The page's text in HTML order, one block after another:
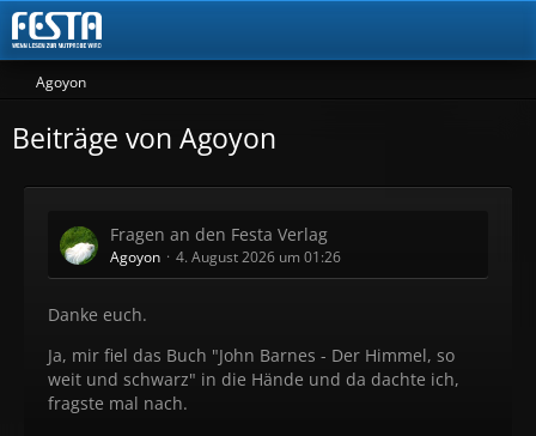
Agoyon
Beiträge von Agoyon
Fragen an den Festa Verlag
Agoyon 4. August 2026 um 01:26
Danke euch.
Ja, mir fiel das Buch "John Barnes - Der Himmel, so
weit und schwarz" in die Hände und da dachte ich,
fragste mal nach.